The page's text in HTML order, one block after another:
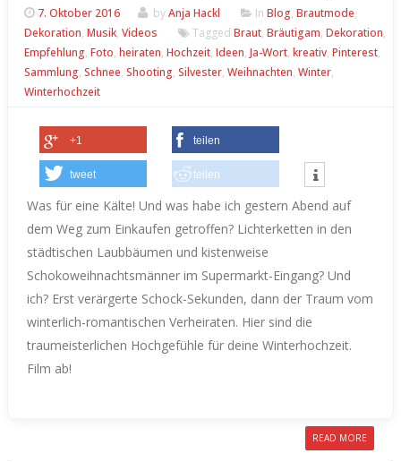
7. Oktober 2016 byAnja Hackl In Blog, Brautmode,
Dekoration, Musik, Videos Tagged Braut, Bräutigam, Dekoration,
Empfehlung, Foto, heiraten, Hochzeit, Ideen, Ja-Wort, kreativ, Pinterest,
Sammlung, Schnee, Shooting, Silvester, Weihnachten, Winter,
Winterhochzeit
+1 teilen
tweet teilen
Was für eine Kälte! Und was habe ich gestern Abend auf
dem Weg zum Einkaufen getroffen? Lichterketten in den
städtischen Laubbäumen und kistenweise
Schokoweihnachtsmänner im Supermarkt-Eingang? Und
ich? Erst verärgerte Schock-Sekunden, dann der Traum vom
winterlich-romantischen Verheiraten. Hier sind die
traumeisterlichen Hochgefühle für deine Winterhochzeit.
Film ab!
READ MORE